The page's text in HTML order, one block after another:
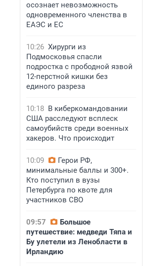
осознает невозможность
одновременного членства в
ЕАЭС и ЕС
10:26 Хирурги из
Подмосковья спасли
подростка с прободной язвой
12-перстной кишки без
единого разреза
10:18 В киберкомандовании
США расследуют всплеск
самоубийств среди военных
хакеров. Что происходит
10:09
Герои РФ,
минимальные баллы и 300+.
Кто поступил в вузы
Петербурга по квоте для
участников СВО
09:57
Большое
путешествие: медведи Тяпа и
Бу улетели из Ленобласти в
Ирландию